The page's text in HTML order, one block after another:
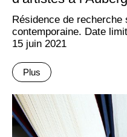
Résidence de recherche
contemporaine. Date
15 juin 2021
Plus